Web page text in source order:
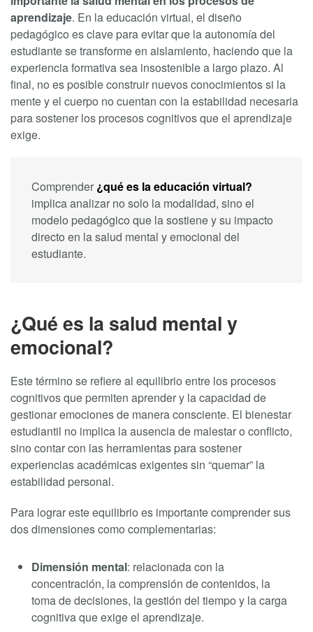
aprendizaje. En la educación virtual, el diseño
pedagógico es clave para evitar que la autonomía del
estudiante se transforme en aislamiento, haciendo que la
experiencia formativa sea insostenible a largo plazo. Al
final, no es posible construir nuevos conocimientos si la
mente y el cuerpo no cuentan con la estabilidad necesaria
para sostener los procesos cognitivos que el aprendizaje
exige.
Comprender ¿qué es la educación virtual?
implica analizar no solo la modalidad, sino el
modelo pedagógico que la sostiene y su impacto
directo en la salud mental y emocional del
estudiante.
¿Qué es la salud mental y
emocional?
Este término se refiere al equilibrio entre los procesos
cognitivos que permiten aprender y la capacidad de
gestionar emociones de manera consciente. El bienestar
estudiantil no implica la ausencia de malestar o conflicto,
sino contar con las herramientas para sostener
experiencias académicas exigentes sin “quemar” la
estabilidad personal.
Para lograr este equilibrio es importante comprender sus
dos dimensiones como complementarias:
Dimensión mental: relacionada con la
concentración, la comprensión de contenidos, la
toma de decisiones, la gestión del tiempo y la carga
cognitiva que exige el aprendizaje.